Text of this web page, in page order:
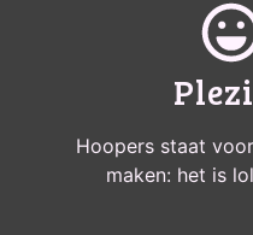
Hoopers staat
maken: het is